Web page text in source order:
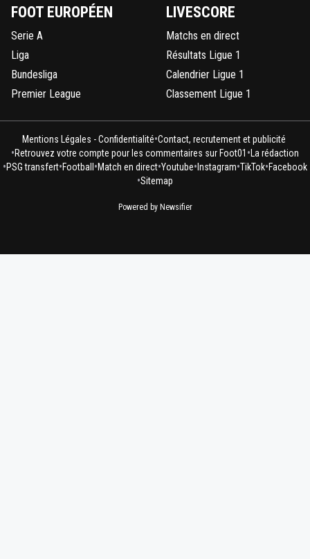
FOOT EUROPÉEN
Serie A
Liga
Bundesliga
Premier League
LIVESCORE
Matchs en direct
Résultats Ligue 1
Calendrier Ligue 1
Classement Ligue 1
Mentions Légales - Confidentialité•Contact, recrutement et publicité
•Retrouvez votre compte pour les commentaires sur Foot01 • La rédaction
•PSG transfert•Football •Match en direct•Youtube• Instagram•TikTok•Facebook
•Sitemap
Powered by Newsifier